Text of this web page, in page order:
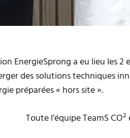
EnergieSprong a eu lieu les 2
des solutions techniques
préparées « hors site ».
Toute l’équipe TeamS